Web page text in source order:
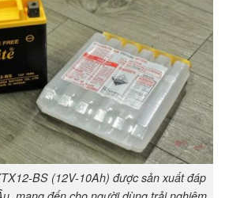
BS (12V-10Ah) được sản xuất đáp